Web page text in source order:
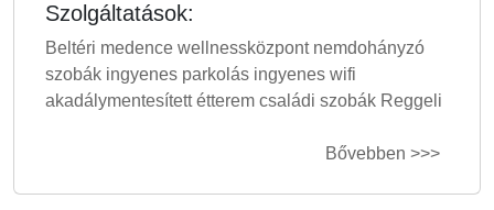
Szolgáltatások:
Beltéri medence wellnessközpont nemdohányzó
szobák ingyenes parkolás ingyenes wifi
akadálymentesített étterem családi szobák Reggeli
Bővebben >>>